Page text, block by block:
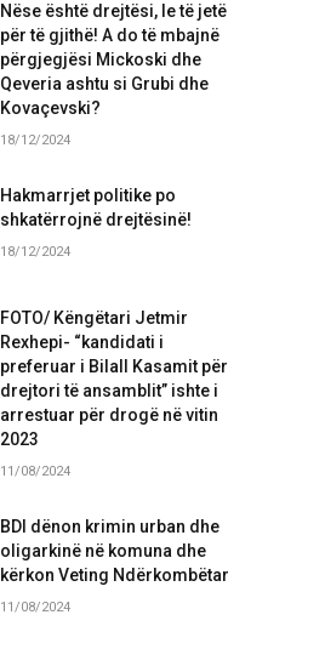
Nëse është drejtësi, le të jetë
për të gjithë! A do të mbajnë
përgjegjësi Mickoski dhe
Qeveria ashtu si Grubi dhe
Kovaçevski?
18/12/2024
Hakmarrjet politike po
shkatërrojnë drejtësinë!
18/12/2024
FOTO/ Këngëtari Jetmir
Rexhepi- “kandidati i
preferuar i Bilall Kasamit për
drejtori të ansamblit” ishte i
arrestuar për drogë në vitin
2023
11/08/2024
BDI dënon krimin urban dhe
oligarkinë në komuna dhe
kërkon Veting Ndërkombëtar
11/08/2024